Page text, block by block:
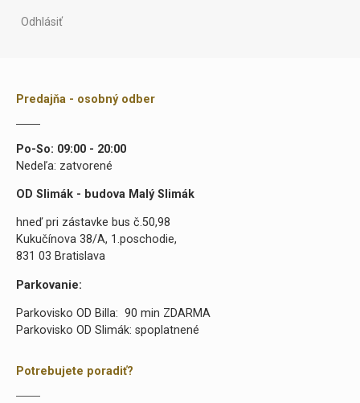
Odhlásiť
Predajňa - osobný odber
Po-So: 09:00 - 20:00
Nedeľa: zatvorené
OD Slimák - budova Malý Slimák
hneď pri zástavke bus č.50,98
Kukučínova 38/A, 1.poschodie,
831 03 Bratislava
Parkovanie:
Parkovisko OD Billa: 90 min ZDARMA
Parkovisko OD Slimák: spoplatnené
Potrebujete poradiť?